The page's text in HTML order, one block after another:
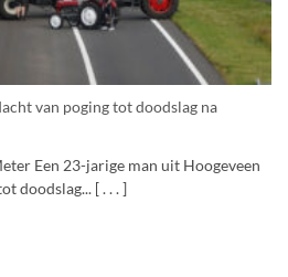
van poging tot doodslag na
Een 23-jarige man uit Hoogeveen
doodslag... [ . . . ]